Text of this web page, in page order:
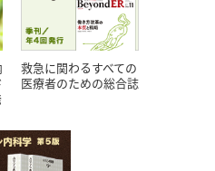
救急に関わるすべての
医療者のための総合誌